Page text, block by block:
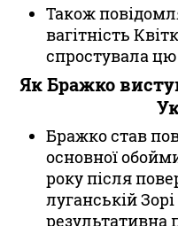
Також
вагітність
спростувала
Як Бражко
Бражко став
основної
року після
луганській Зорі
результативна